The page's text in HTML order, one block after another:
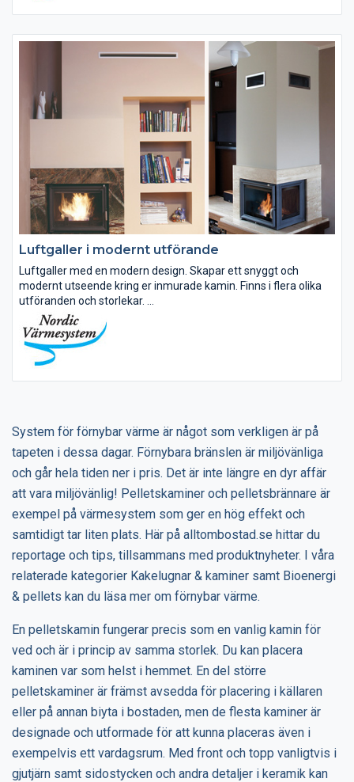
Luftgaller i modernt utförande
Luftgaller med en modern design. Skapar ett snyggt och
modernt utseende kring er inmurade kamin. Finns i flera olika
utföranden och storlekar.
Våra standard med galler fnns i 13 olika storlekar. Modell Luft
raka fnns i fem olika bredder...
System för förnybar värme är något som verkligen är på
tapeten i dessa dagar. Förnybara bränslen är miljövänliga
och går hela tiden ner i pris. Det är inte längre en dyr affär
att vara miljövänlig! Pelletskaminer och pelletsbrännare är
exempel på värmesystem som ger en hög effekt och
samtidigt tar liten plats. Här på alltombostad.se hittar du
reportage och tips, tillsammans med produktnyheter. I våra
relaterade kategorier Kakelugnar & kaminer samt Bioenergi
& pellets kan du läsa mer om förnybar värme.
En pelletskamin fungerar precis som en vanlig kamin för
ved och är i princip av samma storlek. Du kan placera
kaminen var som helst i hemmet. En del större
pelletskaminer är främst avsedda för placering i källaren
eller på annan biyta i bostaden, men de flesta kaminer är
designade och utformade för att kunna placeras även i
exempelvis ett vardagsrum. Med front och topp vanligtvis i
gjutjärn samt sidostycken och andra detaljer i keramik kan